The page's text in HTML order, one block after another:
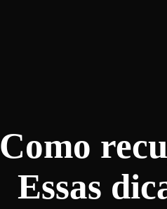
Como
Essas